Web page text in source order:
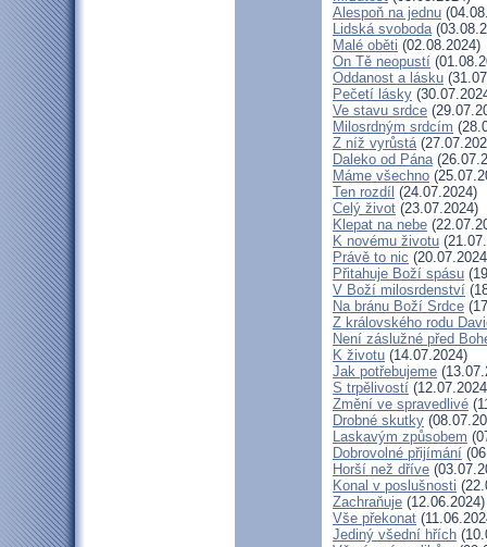
Alespoň na jednu
Lidská svoboda
Malé oběti (02.08.2024)
On Tě neopustí
Oddanost a lásku
Pečetí lásky
Ve stavu srdce
Milosrdným srdcím
Z níž vyrůstá
Daleko od Pána
Máme všechno
Ten rozdíl (24.07.2024)
Celý život (23.07.2024)
Klepat na nebe
K novému životu
Právě to nic
Přitahuje Boží spásu
V Boží milosrdenství
Na bránu Boží Srdce
Z královského rodu
Není záslužné před
K životu (14.07.2024)
Jak potřebujeme
S trpělivostí
Změní ve spravedlivé
Drobné skutky
Laskavým způsobem
Dobrovolné přijímání
Horší než dříve
Konal v poslušnosti
Zachraňuje (12.06.2024)
Vše překonat
Jediný všední hřích